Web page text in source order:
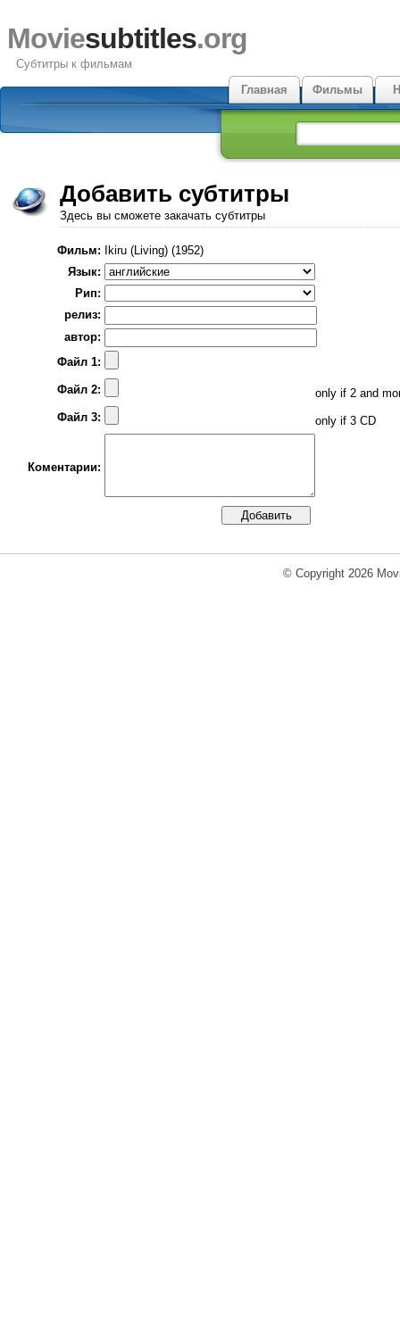
Moviesubtitles.org
Субтитры к фильмам
Главная
Фильмы
Добавить субтитры
Здесь вы сможете закачать субтитры
Фильм:
Ikiru (Living) (1952)
Язык:
Рип:
релиз:
автор:
Файл 1:
Файл 2:
only if 2 and
Файл 3:
only if 3 CD
Коментарии:
© Copyright 2026